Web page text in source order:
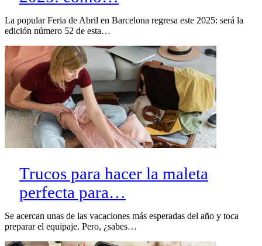
La popular Feria de Abril en Barcelona regresa este 2025: será la
edición número 52 de esta…
Trucos para hacer la maleta
perfecta para…
Se acercan unas de las vacaciones más esperadas del año y toca
preparar el equipaje. Pero, ¿sabes…